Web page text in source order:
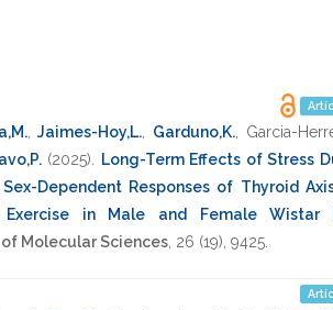
,Jaimes-Hoy,L. Garduno,K. Garcia-
(2025)
Long-Term Effects of Stress
Dependent Responses of Thyroid
in Male and Female Wistar
Molecular Sciences 26 (19), 9425